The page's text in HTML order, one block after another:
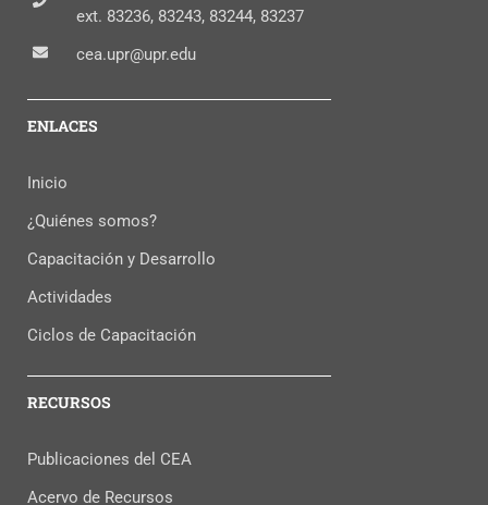
ext. 83236, 83243, 83244, 83237
cea.upr@upr.edu
ENLACES
Inicio
¿Quiénes somos?
Capacitación y Desarrollo
Actividades
Ciclos de Capacitación
RECURSOS
Publicaciones del CEA
Acervo de Recursos